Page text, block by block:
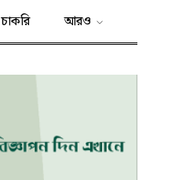
চাকরি আরও